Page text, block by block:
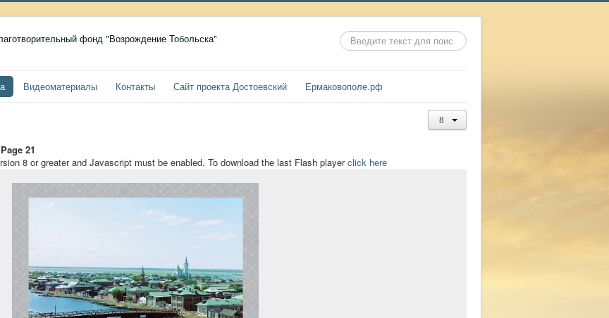
Искать...
Видеоматериалы Контакты Сайт проекта Достоевский Ермаковополе.рф
21
8 or greater and Javascript must be enabled. To download the last Flash playerclick here